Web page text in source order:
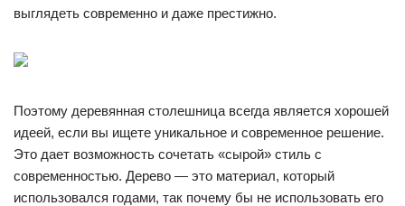
выглядеть современно и даже престижно.
Поэтому деревянная столешница всегда является хорошей
идеей, если вы ищете уникальное и современное решение.
Это дает возможность сочетать «сырой» стиль с
современностью. Дерево — это материал, который
использовался годами, так почему бы не использовать его